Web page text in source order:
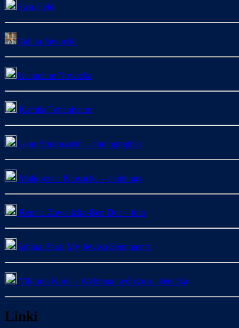
Ewa Held
Halina Jaworski
Jacqueline Nowicka
Kamila Tenenbaum
Leon Borensztein – photographer
Małgorzata Krasucka – paintings
Renata Zawadzka-Ben Dor – foto
Sabina Baral My Jewish Sentiments
Viktoria Korb – Wybrana twórczosc literacka
Linki